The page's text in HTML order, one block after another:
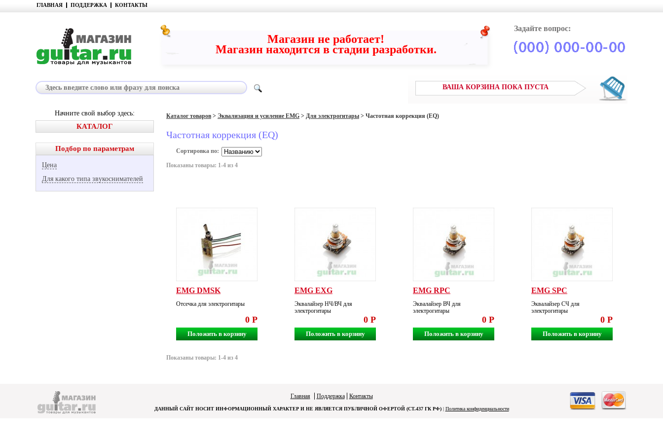
ГЛАВНАЯ ПОДДЕРЖКА КОНТАКТЫ
Магазин не работает!
Магазин находится в стадии разработки.
Задайте вопрос:
ВАША КОРЗИНА ПОКА ПУСТА
Начните свой выбор здесь:
КАТАЛОГ
Подбор по параметрам
Цена
Для какого типа звукоснимателей
Каталог товаров > Эквализация и усиление EMG > Для электрогитары > Частотная коррекция (EQ)
Частотная коррекция (EQ)
Сортировка по:
Показаны товары: 1-4 из 4
EMG DMSK
Отсечка для электрогитары
0 Р
Положить в корзину
EMG EXG
Эквалайзер НЧ/ВЧ для
электрогитары
0 Р
Положить в корзину
EMG RPC
Эквалайзер ВЧ для
электрогитары
0 Р
Положить в корзину
EMG SPC
Эквалайзер СЧ для
электрогитары
0 Р
Положить в корзину
Показаны товары: 1-4 из 4
Главная Поддержка Контакты
ДАННЫЙ САЙТ НОСИТ ИНФОРМАЦИОННЫЙ ХАРАКТЕР И НЕ ЯВЛЯЕТСЯ ПУБЛИЧНОЙ ОФЕРТОЙ (СТ.437 ГК РФ)| Политика конфиденциальности